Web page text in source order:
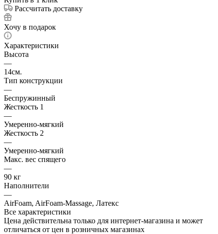
Рассчитать доставку
Хочу в подарок
Характеристики
Высота
—
14см.
Тип конструкции
—
Беспружинный
Жесткость 1
—
Умеренно-мягкий
Жесткость 2
—
Умеренно-мягкий
Макс. вес спящего
—
90 кг
Наполнители
—
AirFoam, AirFoam-Massage, Латекс
Все характеристики
Цена действительна только для интернет-магазина и может
отличаться от цен в розничных магазинах